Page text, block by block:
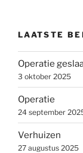
LAATSTE
Operatie
3 oktober 2025
Operatie
24 september
Verhuizen
27 augustus 2025